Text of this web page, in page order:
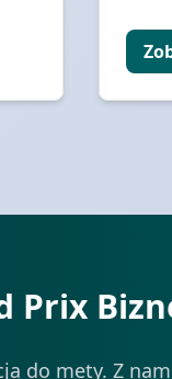
Prix
do mety. Z